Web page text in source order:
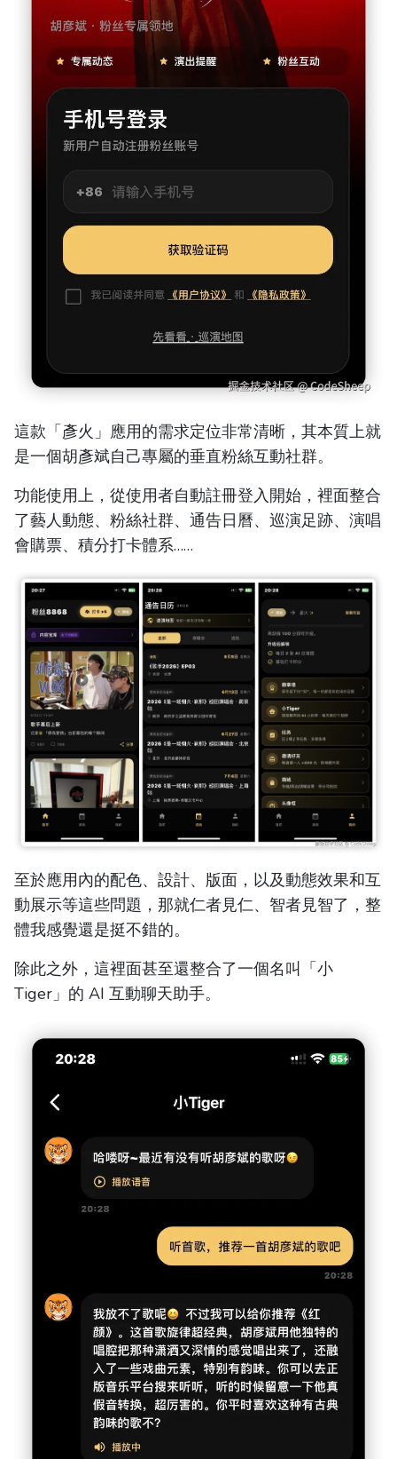
這款「彥火」應用的需求定位非常清晰，其本質上就
是一個胡彥斌自己專屬的垂直粉絲互動社群。
功能使用上，從使用者自動註冊登入開始，裡面整合
了藝人動態、粉絲社群、通告日曆、巡演足跡、演唱
會購票、積分打卡體系……
至於應用內的配色、設計、版面，以及動態效果和互
動展示等這些問題，那就仁者見仁、智者見智了，整
體我感覺還是挺不錯的。
除此之外，這裡面甚至還整合了一個名叫「小
Tiger」的 AI 互動聊天助手。